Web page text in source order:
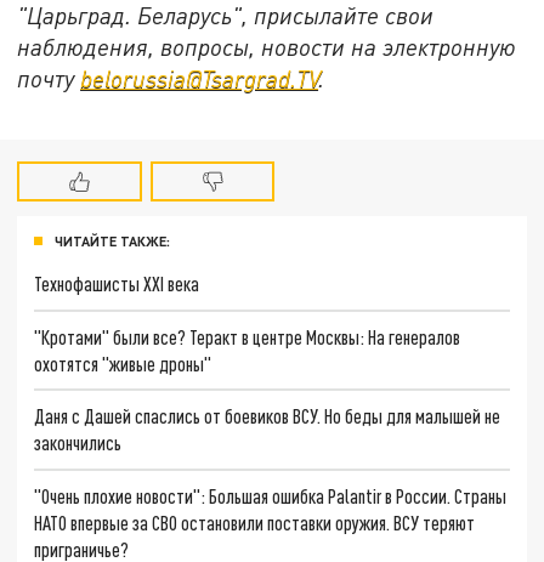
"Царьград. Беларусь", присылайте свои
наблюдения, вопросы, новости на электронную
почту belorussia@Tsargrad.TV.
ЧИТАЙТЕ ТАКЖЕ:
Технофашисты XXI века
"Кротами" были все? Теракт в центре Москвы: На генералов
охотятся "живые дроны"
Даня с Дашей спаслись от боевиков ВСУ. Но беды для малышей не
закончились
"Очень плохие новости": Большая ошибка Palantir в России. Страны
НАТО впервые за СВО остановили поставки оружия. ВСУ теряют
приграничье?